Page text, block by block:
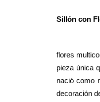
Sillón con
flores
pieza única
nació como
decoración